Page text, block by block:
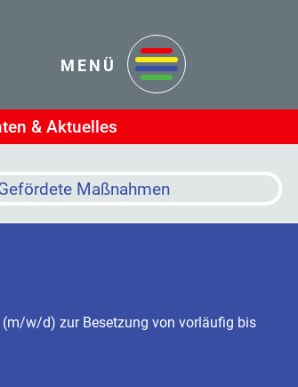
(m/w/d) zur Besetzung von vorläufig bis
Starten
MENÜ
& Aktuelles
Maßnahmen